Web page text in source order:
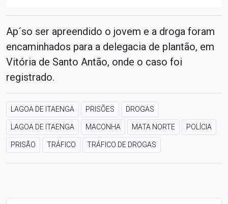
Ap´so ser apreendido o jovem e a droga foram
encaminhados para a delegacia de plantão, em
Vitória de Santo Antão, onde o caso foi
registrado.
LAGOA DE ITAENGA PRISÕES DROGAS
LAGOA DE ITAENGA MACONHA MATA NORTE POLÍCIA
PRISÃO TRÁFICO TRÁFICO DE DROGAS